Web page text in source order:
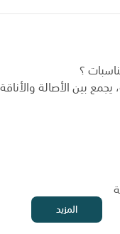
؟
بين الأصالة
من الكتف الى الارض
المزيد